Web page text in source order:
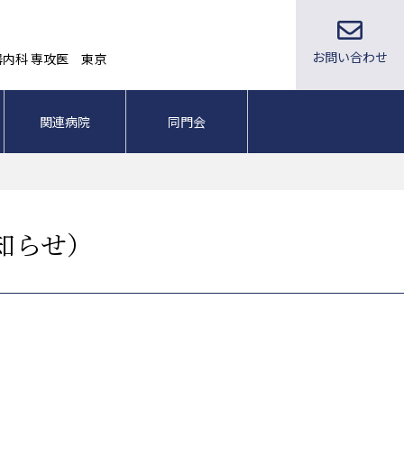
内科 専攻医 東京 お問い合わせ
ジュール Q&A 教育企画
会報告 業績
関連病院
同門会
同門会TOP
サタデーレクチャー 同門会
せ）